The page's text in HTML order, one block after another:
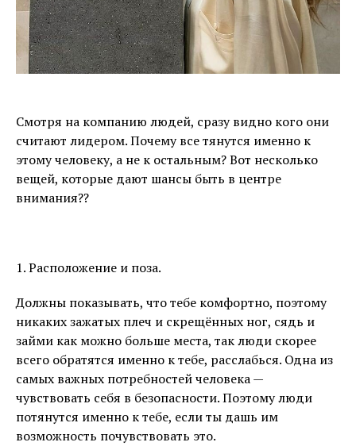
Смотря на компанию людей, сразу видно кого они
считают лидером. Почему все тянутся именно к
этому человеку, а не к остальным? Вот несколько
вещей, которые дают шансы быть в центре
внимания??
1. Расположение и поза.
Должны показывать, что тебе комфортно, поэтому
никаких зажатых плеч и скрещённых ног, сядь и
займи как можно больше места, так люди скорее
всего обратятся именно к тебе, расслабься. Одна из
самых важных потребностей человека —
чувствовать себя в безопасности. Поэтому люди
потянутся именно к тебе, если ты дашь им
возможность почувствовать это.